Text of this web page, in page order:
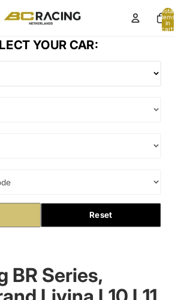
Total
items
in
cart:
YOUR CAR:
Reset
BR Series,